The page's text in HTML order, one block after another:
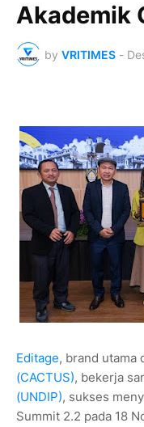
Akademik
by VRITIMES -
Editage, brand utama
(CACTUS), bekerja
(UNDIP), sukses
Summit 2.2 pada 18